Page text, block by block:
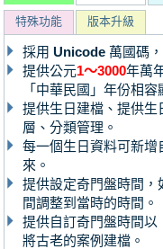
特殊功能 版本升級
採用Unicode萬國碼
提供公元1～3000年萬
「中華民國」年份相
提供生日建檔、提供
層、分類管理。
每一個生日資料可新
來。
提供設定奇門盤時間
間調整到當時的時間。
提供自訂奇門盤時間
將古老的案例建檔。